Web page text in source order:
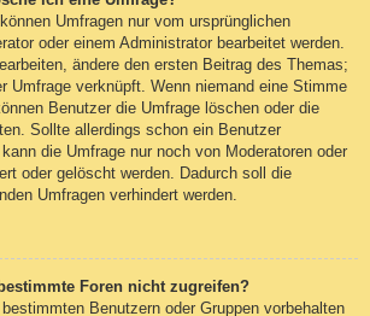
Umfragen nur vom ursprünglichen
oder einem Administrator bearbeitet werden.
ändere den ersten Beitrag des Themas;
Umfrage verknüpft. Wenn niemand eine Stimme
Benutzer die Umfrage löschen oder die
Sollte allerdings schon ein Benutzer
die Umfrage nur noch von Moderatoren oder
oder gelöscht werden. Dadurch soll die
Umfragen verhindert werden.
Foren nicht zugreifen?
Benutzern oder Gruppen vorbehalten